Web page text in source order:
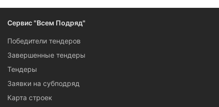
Сервис "Всем Подряд"
Победители тендеров
Завершенные тендеры
Тендеры
Заявки на субподряд
Карта строек